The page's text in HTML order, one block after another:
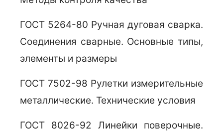
ГОСТ 5264-80 Ручная дуговая сварка.
Соединения сварные. Основные типы,
элементы и размеры
ГОСТ 7502-98 Рулетки измерительные
металлические. Технические условия
ГОСТ 8026-92 Линейки поверочные.